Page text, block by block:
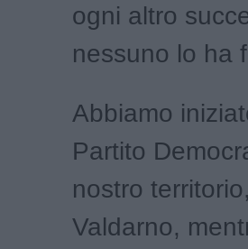
ogni altro
nessuno lo ha
Abbiamo
Partito
nostro
Valdarno,